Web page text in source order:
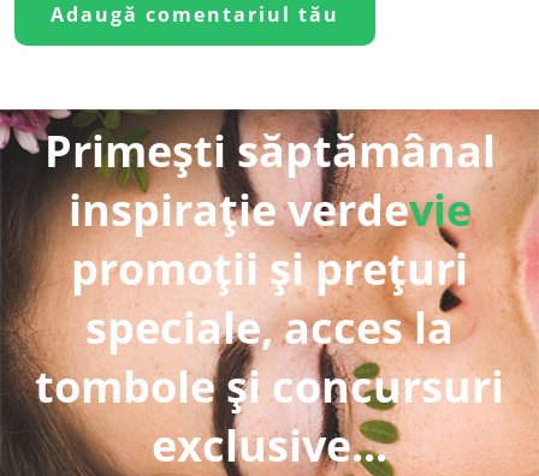
Primești săptămânal
inspirație verdevie
promoții și prețuri
speciale, acces la
tombole și concursuri
exclusive...